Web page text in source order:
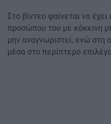
Στο βίντεο φαίνεται να
προσώπου του με κόκκινη
μην αναγνωριστεί, ενώ στη
μέσα στο περίπτερο